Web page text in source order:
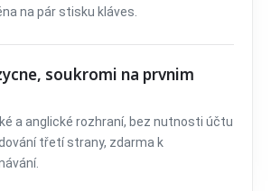
na pár stisku kláves.
soukromi na prvnim
a anglické rozhraní, bez nutnosti účtu
třetí strany, zdarma k